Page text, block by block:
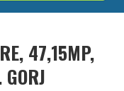
47,15MP,